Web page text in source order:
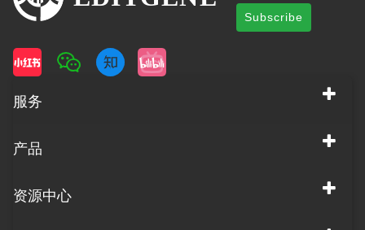
Subscribe
服务
产品
资源中心